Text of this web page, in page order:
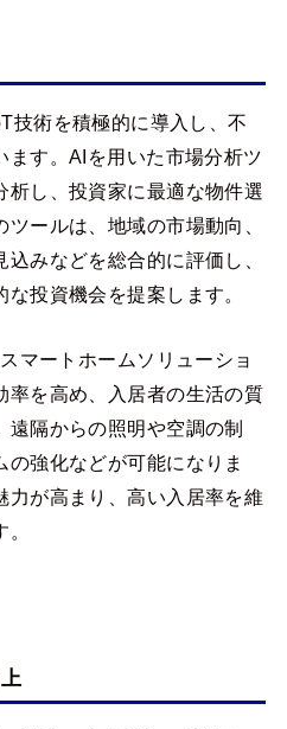
技術を積極的に導入し、不
ます。AIを用いた市場分析ツ
析し、投資家に最適な物件選
ールは、地域の市場動向、
みなどを総合的に評価し、
投資機会を提案します。
マートホームソリューショ
率を高め、入居者の生活の質
遠隔からの照明や空調の制
強化などが可能になりま
力が高まり、高い入居率を維